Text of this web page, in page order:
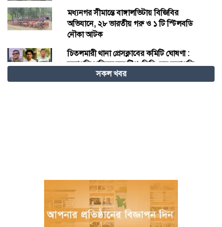
মধ্যনগর সীমান্তে বাঙ্গালভিটায় বিজিবির
অভিযানে, ২৮ ভারতীয় গরু ও ১ টি স্টিলবডি
নৌকা আটক
চিতলমারী থানা প্রেসক্লাবের কমিটি ঘোষণা :
সভাপতি শহিদুল হক টিপু, সিনি: সহ সভাপতি
মো: আজাদ খান, সাধারণ সম্পাদক অরুন কুমার
গাঁজাসহ দুইজন মাদক ব্যবসায়ীকে গ্রেফতার
করেছে র‍্যাব-৬
নওগাঁয় পানিতে ডুবে নবদম্পতির মৃত্যু, শয়ন ঘর
সকল খবর